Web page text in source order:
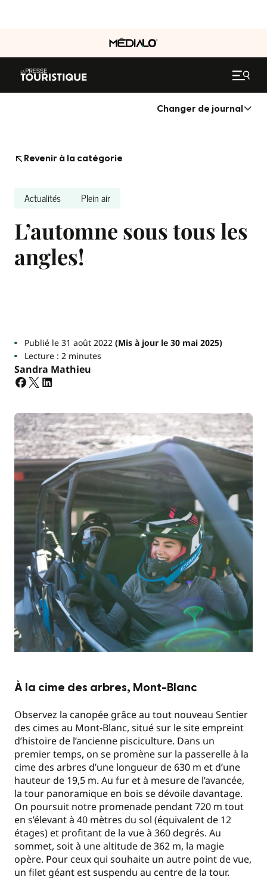
Changer de journal
Revenir à la catégorie
Actualités Plein air
L’automne sous tous les
angles!
Publié le 31 août 2022(Mis à jour le 30 mai 2025)
Lecture : 2 minutes
Sandra Mathieu
À la cime des arbres, Mont-Blanc
Observez la canopée grâce au tout nouveau Sentier
des cimes au Mont-Blanc, situé sur le site empreint
d’histoire de l’ancienne pisciculture. Dans un
premier temps, on se promène sur la passerelle à la
cime des arbres d’une longueur de 630 m et d’une
hauteur de 19,5 m. Au fur et à mesure de l’avancée,
la tour panoramique en bois se dévoile davantage.
On poursuit notre promenade pendant 720 m tout
en s’élevant à 40 mètres du sol (équivalent de 12
étages) et profitant de la vue à 360 degrés. Au
sommet, soit à une altitude de 362 m, la magie
opère. Pour ceux qui souhaite un autre point de vue,
un filet géant est suspendu au centre de la tour.